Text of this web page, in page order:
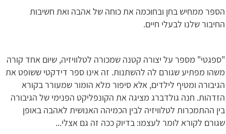
הספר ממחיש בחן ובחוכמה את כוחה של אהבה ואת חשיבות
החיבור שלנו לבעלי חיים.
"ספגטי" מספר על יצורה קטנה שמכורה לטלוויזיה, שיום אחד קורה
משהו מפתיע שגורם לה להשתנות. זה אינו ספר דידקטי ששופט את
הגיבורה ומטיף לילדים, אלא סיפור מלא הומור שמעורר בקורא
הזדהות. חנה גולדברג מציגה את הקונפליקט הפנימי של הגיבורה
בין ההתמכרות לטלוויזיה לבין הכמיהה האנושית לאהבה באופן
שגורם לקורא לומר לעצמו: בדיוק ככה זה גם אצלי...